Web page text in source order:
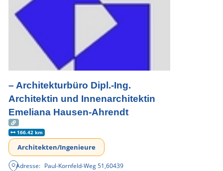
– Architekturbüro Dipl.-Ing.
Architektin und Innenarchitektin
Emeliana Hausen-Ahrendt
166.42 km
Architekten/Ingenieure
Adresse: Paul-Kornfeld-Weg 51,60439